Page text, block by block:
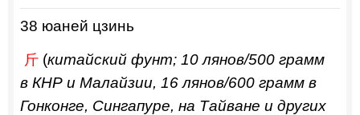
38 юаней цзинь
斤 (китайский фунт; 10 лянов/500 грамм
в КНР и Малайзии, 16 лянов/600 грамм в
Гонконге, Сингапуре, на Тайване и других